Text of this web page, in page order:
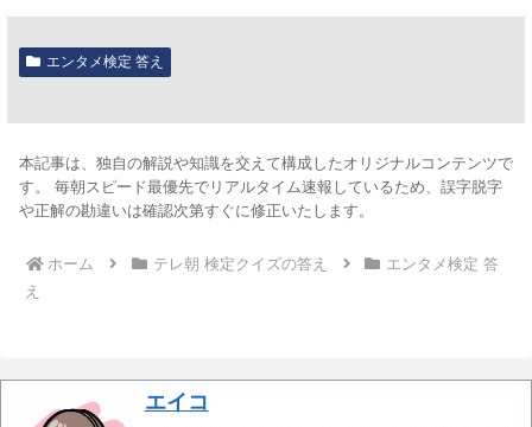
エンタメ検定 答え
本記事は、独自の解説や知識を交えて構成したオリジナルコンテンツで
す。 毎朝スピード最優先でリアルタイム速報しているため、誤字脱字
や正解の勘違いは確認次第すぐに修正いたします。
ホーム テレ朝 検定クイズの答え
エンタメ検定 答
え
エイコ